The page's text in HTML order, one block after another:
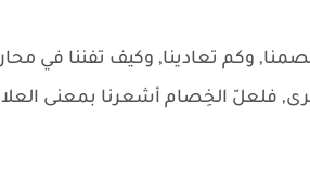
وكم تعادينا, وكيف تفننا في
فلعلّ الخِصام أشعرنا بمعنى